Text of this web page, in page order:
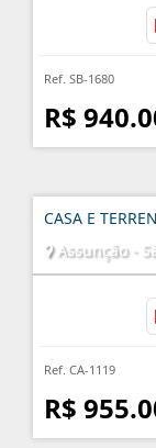
Ref. SB-1680
R$
CASA E
Assunção -
Ref. CA-1119
R$